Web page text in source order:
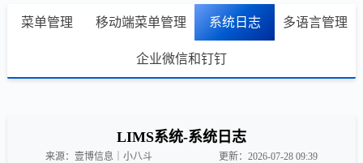
菜单管理 移动端菜单管理 系统日志 多语言管理
企业微信和钉钉
LIMS系统-系统日志
来源：壹博信息｜小八斗 更新：2026-07-28 09:39